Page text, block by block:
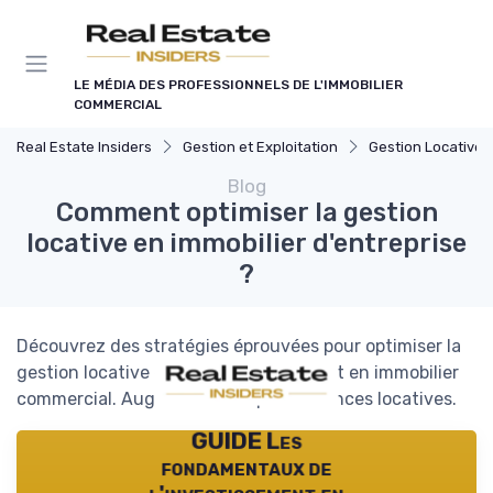
LE MÉDIA DES PROFESSIONNELS DE L'IMMOBILIER
COMMERCIAL
Real Estate Insiders Gestion et Exploitation Gestion Locative et Asset
Blog
Comment optimiser la gestion
locative en immobilier d'entreprise
?
Découvrez des stratégies éprouvées pour optimiser la
gestion locative et l'asset management en immobilier
commercial. Augmentez vos performances locatives.
GUIDE Les
fondamentaux de